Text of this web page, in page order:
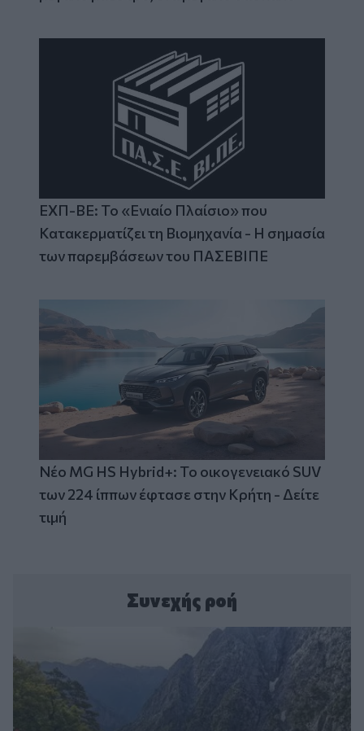
ΕΧΠ-ΒΕ: Το «Ενιαίο Πλαίσιο» που
Κατακερματίζει τη Βιομηχανία - Η σημασία
των παρεμβάσεων του ΠΑΣΕΒΙΠΕ
Νέο MG HS Hybrid+: Το οικογενειακό SUV
των 224 ίππων έφτασε στην Κρήτη - Δείτε
τιμή
Συνεχής ροή